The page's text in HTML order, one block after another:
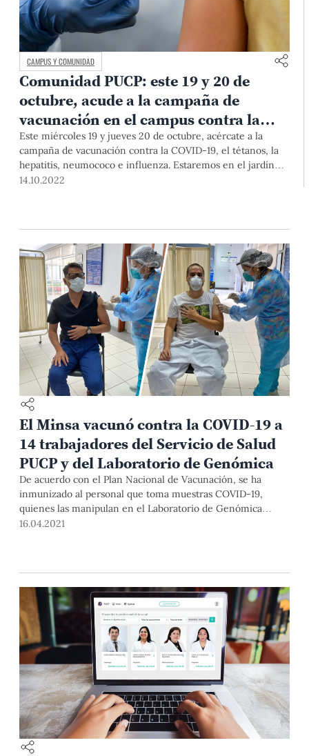
CAMPUS Y COMUNIDAD
Comunidad PUCP: este 19 y 20 de
octubre, acude a la campaña de
vacunación en el campus contra la
COVID-19 y otras enfermedades
Este miércoles 19 y jueves 20 de octubre, acércate a la
campaña de vacunación contra la COVID-19, el tétanos, la
hepatitis, neumococo e influenza. Estaremos en el jardín
ubicado frente a la Dirección de Asuntos Estudiantiles, que
14.10.2022
El Minsa vacunó contra la COVID-19 a
14 trabajadores del Servicio de Salud
PUCP y del Laboratorio de Genómica
De acuerdo con el Plan Nacional de Vacunación, se ha
inmunizado al personal que toma muestras COVID-19,
quienes las manipulan en el Laboratorio de Genómica
PUCP y otros miembros del Servicio de Salud.
16.04.2021